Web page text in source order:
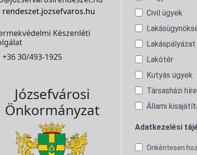
rendeszet.jozsefvaros.hu
Készenléti
+36 30/493-1925
Józsefvárosi
Önkormányzat
Civil ügyek
Lakáspályázat
Lakótér
Kutyás ügyek
Társasházi
Állami
Adatkezelési
Önkéntesen